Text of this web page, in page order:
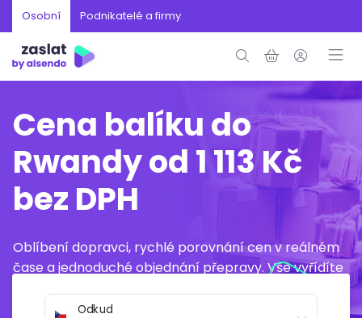
Osobní Podnikatelé a firmy
Cena balíku do
Rwandy od 1 113 Kč
bez DPH
Oblíbení dopravci, rychlé porovnání cen v reálném
čase a jednoduché objednání přepravy. Vše vyřídíte
Odkud